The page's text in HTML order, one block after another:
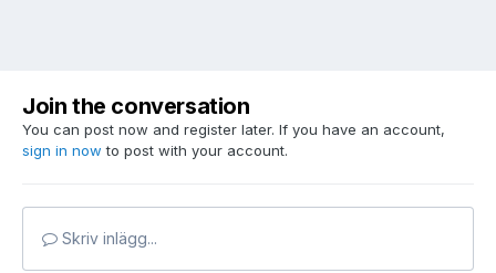
Join the conversation
You can post now and register later. If you have an account,
sign in now to post with your account.
Skriv inlägg...